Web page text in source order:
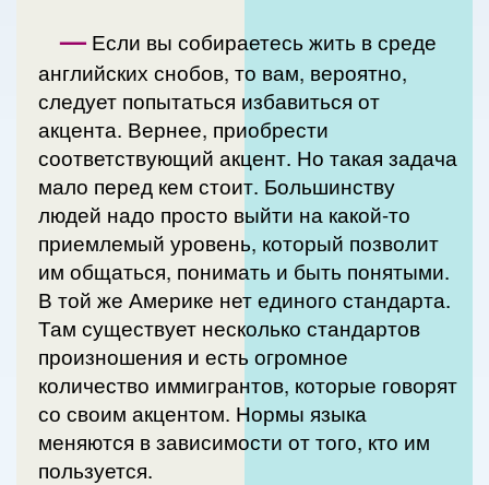
— Если вы собираетесь жить в среде
английских снобов, то вам, вероятно,
следует попытаться избавиться от
акцента. Вернее, приобрести
соответствующий акцент. Но такая задача
мало перед кем стоит. Большинству
людей надо просто выйти на какой-то
приемлемый уровень, который позволит
им общаться, понимать и быть понятыми.
В той же Америке нет единого стандарта.
Там существует несколько стандартов
произношения и есть огромное
количество иммигрантов, которые говорят
со своим акцентом. Нормы языка
меняются в зависимости от того, кто им
пользуется.